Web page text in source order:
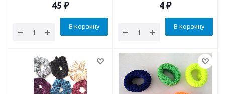
45 ₽
В корзину
4 ₽
В корзину